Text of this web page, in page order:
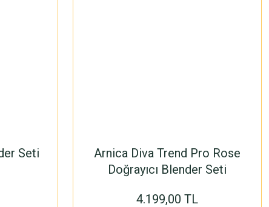
Seti
Arnica Diva Trend Pro Rose
Doğrayıcı Blender Seti
4.199,00 TL